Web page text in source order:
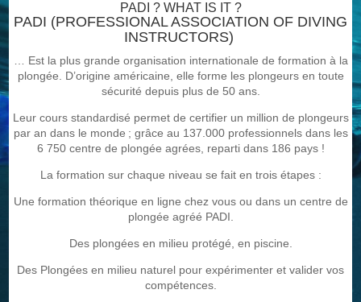
PADI ? WHAT IS IT ?
PADI (PROFESSIONAL ASSOCIATION OF DIVING
INSTRUCTORS)
… Est la plus grande organisation internationale de formation à la
plongée. D’origine américaine, elle forme les plongeurs en toute
sécurité depuis plus de 50 ans.
Leur cours standardisé permet de certifier un million de plongeurs
par an dans le monde ; grâce au 137.000 professionnels dans les
6 750 centre de plongée agrées, reparti dans 186 pays !
La formation sur chaque niveau se fait en trois étapes :
Une formation théorique en ligne chez vous ou dans un centre de
plongée agréé PADI.
Des plongées en milieu protégé, en piscine.
Des Plongées en milieu naturel pour expérimenter et valider vos
compétences.